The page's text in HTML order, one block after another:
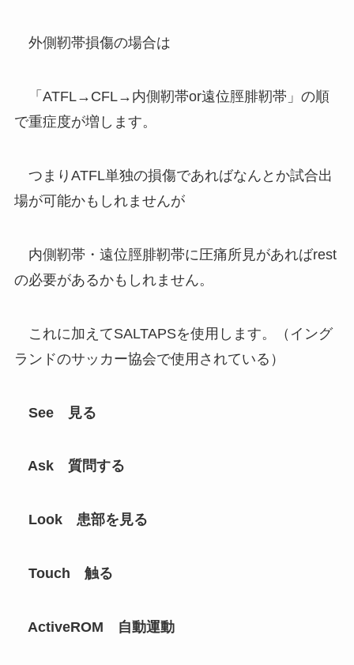
外側靭帯損傷の場合は
「ATFL→CFL→内側靭帯or遠位脛腓靭帯」の順
で重症度が増します。
つまりATFL単独の損傷であればなんとか試合出
場が可能かもしれませんが
内側靭帯・遠位脛腓靭帯に圧痛所見があればrest
の必要があるかもしれません。
これに加えてSALTAPSを使用します。（イング
ランドのサッカー協会で使用されている）
See 見る
Ask 質問する
Look 患部を見る
Touch 触る
ActiveROM 自動運動